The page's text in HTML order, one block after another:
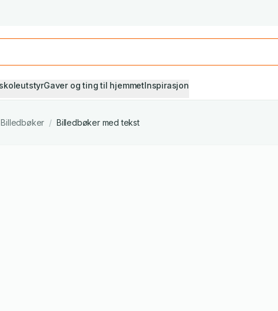
Gaver og ting til hjemmetInspirasjon
Billedbøker / Billedbøker med tekst